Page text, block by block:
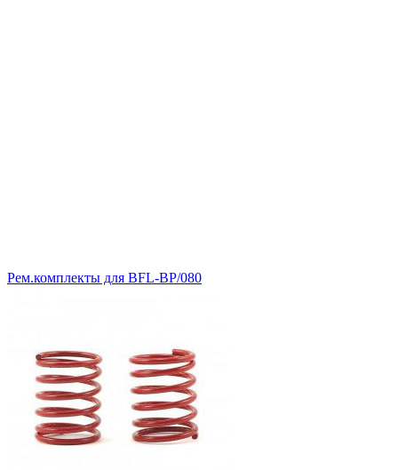
Рем.комплекты для BFL-BP/080